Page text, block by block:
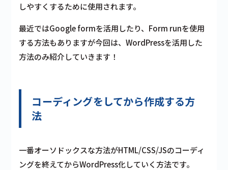
しやすくするために使用されます。
最近ではGoogle formを活用したり、Form runを使用
する方法もありますが今回は、WordPressを活用した
方法のみ紹介していきます！
コーディングをしてから作成する方
法
一番オーソドックスな方法がHTML/CSS/JSのコーディ
ングを終えてからWordPress化していく方法です。